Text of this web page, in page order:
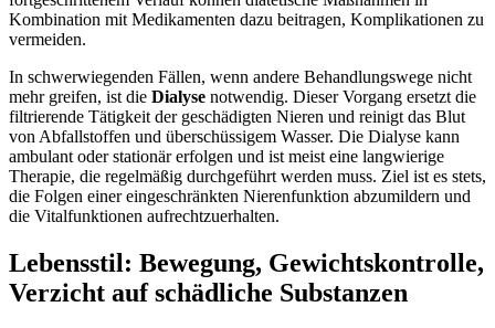
Kombination mit Medikamenten dazu beitragen, Komplikationen zu
vermeiden.
In schwerwiegenden Fällen, wenn andere Behandlungswege nicht
mehr greifen, ist die Dialyse notwendig. Dieser Vorgang ersetzt die
filtrierende Tätigkeit der geschädigten Nieren und reinigt das Blut
von Abfallstoffen und überschüssigem Wasser. Die Dialyse kann
ambulant oder stationär erfolgen und ist meist eine langwierige
Therapie, die regelmäßig durchgeführt werden muss. Ziel ist es stets,
die Folgen einer eingeschränkten Nierenfunktion abzumildern und
die Vitalfunktionen aufrechtzuerhalten.
Lebensstil: Bewegung, Gewichtskontrolle,
Verzicht auf schädliche Substanzen